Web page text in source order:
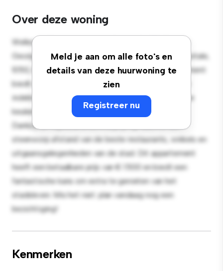
Over deze woning
Meld je aan om alle foto's en
details van deze huurwoning te
zien
Registreer nu
Welkom bij je nieuwe toevluchtsoord in 119, Avenue
George Bergmann, Boondael, Ixelles, Bruxelles-Capitale,
1050, Belgique! Dit moderne 2-slaapkamerappartement
biedt een stijlvolle en gezellige leefruimte. De open
indeling is perfect voor entertainment en de strakke
keuken is uitgerust met hoogwaardige apparatuur.
Dankzij de toplocatie bevind je je op slechts een
steenworp afstand van de beste restaurants, winkels en
uitgaansgelegenheden van de stad. Dit appartement
heeft een betaalbare prijs van € 1.500 en biedt een
fantastische kans om extra te genieten van het
stadsleven. Mis het niet: plan vandaag nog een
bezichtiging!
Kenmerken